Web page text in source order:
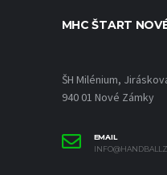
MHC ŠTART
ŠH Milénium,
940 01 Nové Zámky
EMAIL